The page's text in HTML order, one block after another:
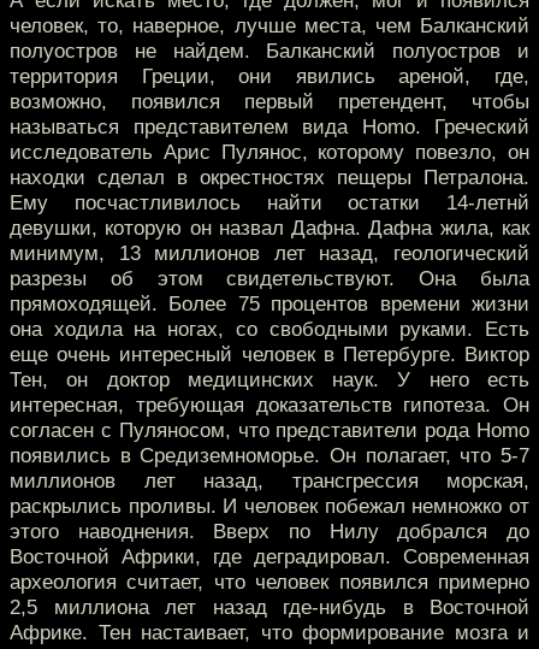
человек, то, наверное, лучше места, чем Балканский
полуостров не найдем. Балканский полуостров и
территория Греции, они явились ареной, где,
возможно, появился первый претендент, чтобы
называться представителем вида Homo. Греческий
исследователь Арис Пулянос, которому повезло, он
находки сделал в окрестностях пещеры Петралона.
Ему посчастливилось найти остатки 14-летнй
девушки, которую он назвал Дафна. Дафна жила, как
минимум, 13 миллионов лет назад, геологический
разрезы об этом свидетельствуют. Она была
прямоходящей. Более 75 процентов времени жизни
она ходила на ногах, со свободными руками. Есть
еще очень интересный человек в Петербурге. Виктор
Тен, он доктор медицинских наук. У него есть
интересная, требующая доказательств гипотеза. Он
согласен с Пуляносом, что представители рода Homo
появились в Средиземноморье. Он полагает, что 5-7
миллионов лет назад, трансгрессия морская,
раскрылись проливы. И человек побежал немножко от
этого наводнения. Вверх по Нилу добрался до
Восточной Африки, где деградировал. Современная
археология считает, что человек появился примерно
2,5 миллиона лет назад где-нибудь в Восточной
Африке. Тен настаивает, что формирование мозга и